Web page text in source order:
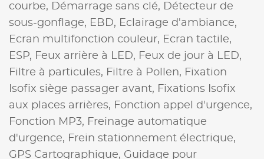
courbe,
Démarrage sans clé,
Détecteur de
sous-gonflage, EBD, Eclairage d'ambiance,
Ecran multifonction couleur, Ecran tactile,
ESP, Feux arrière à LED, Feux de jour à LED,
Filtre à particules, Filtre à Pollen, Fixation
Isofix siège passager avant, Fixations Isofix
aux places arrières, Fonction appel d'urgence,
Fonction MP3, Freinage automatique
d'urgence, Frein stationnement électrique,
GPS Cartographique, Guidage pour